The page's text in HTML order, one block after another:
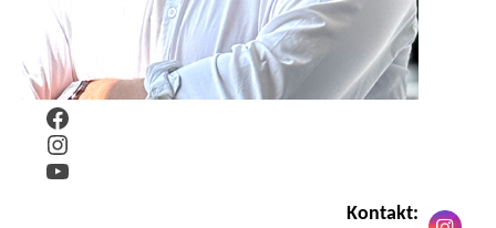
Facebook
Instagram
YouTube
Kontakt: